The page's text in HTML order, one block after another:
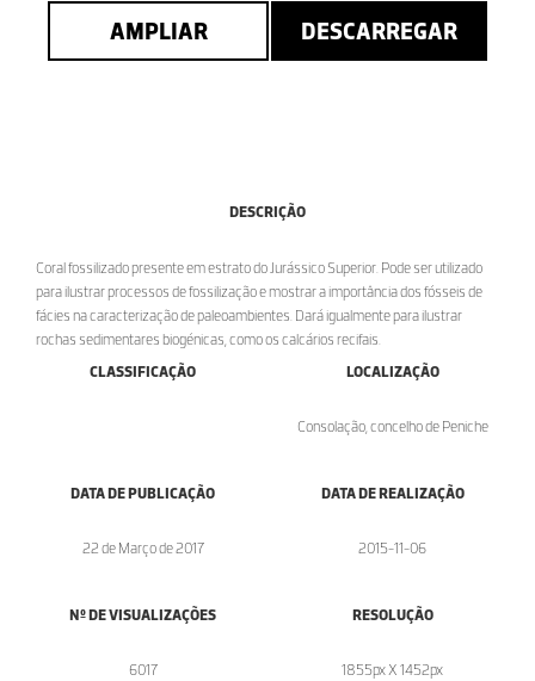
AMPLIAR DESCARREGAR
DESCRIÇÃO
Coral fossilizado presente em estrato do Jurássico Superior. Pode ser utilizado
para ilustrar processos de fossilização e mostrar a importância dos fósseis de
fácies na caracterização de paleoambientes. Dará igualmente para ilustrar
rochas sedimentares biogénicas, como os calcários recifais.
CLASSIFICAÇÃO
LOCALIZAÇÃO
Consolação, concelho de Peniche
DATA DE PUBLICAÇÃO
22 de Março de 2017
DATA DE REALIZAÇÃO
2015-11-06
Nº DE VISUALIZAÇÕES
6017
RESOLUÇÃO
1855px X 1452px